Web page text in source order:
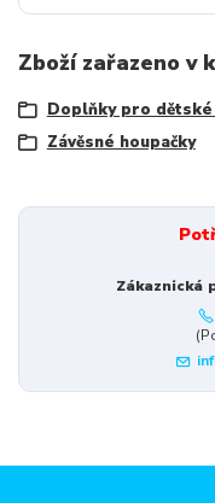
Zboží zařazeno v
Doplňky pro
Závěsné houpačky
Zákaznická